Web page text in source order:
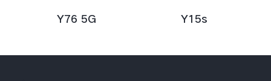
Y76 5G Y15s